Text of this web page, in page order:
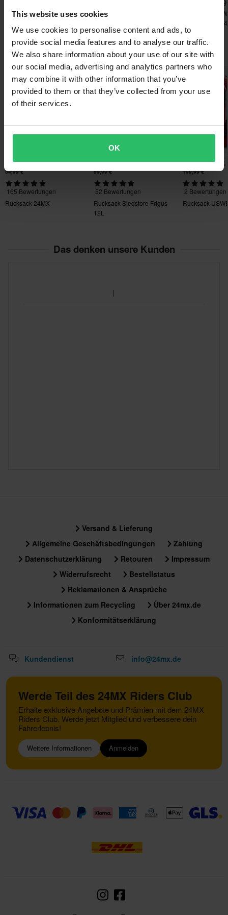
This website uses cookies
We use cookies to personalise content and ads, to
provide social media features and to analyse our traffic.
We also share information about your use of our site with
our social media, advertising and analytics partners who
may combine it with other information that you’ve
provided to them or that they’ve collected from your use
of their services.
OK
• Carbon-Look
• Spezielles 15-Zoll-Laptopfach
• Abmessungen: 51 x 35 x 13 cm
• Volumen: 24 L
• Gewicht: 748 g.
Weitere Einzelheiten und Bedingungen findest du in der Rubrik
Kundenbetreuung-Bereich.
Rucksack XLMOTO
Rucksack Wasserdicht
Satteltaschen
XLMOTO H2O
Das könnte dir auch gefallen
19,99 € -43%
34,99 €
165 Bewertungen
Rucksack 24MX
Hammerpreis!
33,99 € -51%
69,99 €
52 Bewertungen
Rucksack Sledstore Frigus
12L
77,99 € -61%
199,99 €
2 Bewertungen
Rucksack
Das denken unsere Kunden
Versand & Lieferung
Allgemeine Geschäftsbedingungen
Zahlung
Datenschutzerklärung
Retouren
Impressum
Widerrufsrecht
Bestellstatus
Reklamationen & Ansprüche
Informationen zum Recycling
Über 24mx.de
Konformitätserklärung
Kundendienst info@24mx.de
Werde Teil des 24MX Riders Club
Erhalte exklusive Angebote und Prämien mit dem 24MX
Riders Club. Werde jetzt Mitglied und verbessere dein
Fahrerlebnis!
Weitere Informationen Anmelden